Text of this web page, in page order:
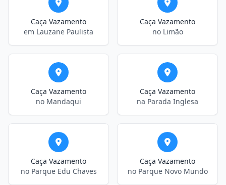
Caça Vazamento
em Lauzane Paulista
Caça Vazamento
no Limão
Caça Vazamento
no Mandaqui
Caça Vazamento
na Parada Inglesa
Caça Vazamento
no Parque Edu Chaves
Caça Vazamento
no Parque Novo Mundo